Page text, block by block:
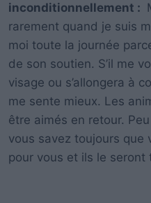
inconditionnellement :
rarement quand je suis
moi toute la journée
de son soutien. S’il me
visage ou s’allongera à
me sente mieux. Les
être aimés en retour.
vous savez toujours que
pour vous et ils le seront